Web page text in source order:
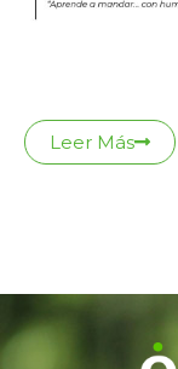
Leer Más